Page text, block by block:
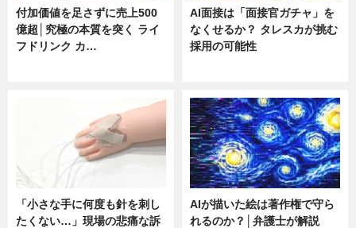
付加価値を足さずに売上500
億超│究極の本質を突く ライ
フドリンク カ…
AI面接は「面接官ガチャ」を
なくせるか？ タレスカが挑む
採用の可能性
「小さな手に何度も針を刺し
たくない…」現場の悲痛な訴
AIが描いた絵は著作権で守ら
れるのか？│弁護士が解説